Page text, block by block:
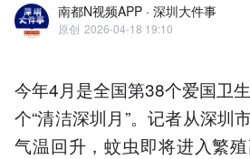
南都N视频APP · 深圳大件事
原创 2026-04-18 19:10
今年4月是全国第38个爱国卫
个“清洁深圳月”。记者从深圳
气温回升，蚊虫即将进入繁